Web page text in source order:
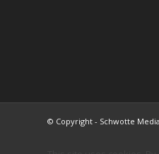
© Copyright - Schwotte